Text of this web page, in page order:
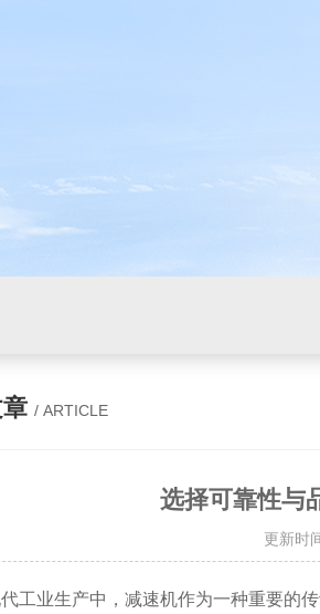
/ ARTICLE
选择可靠性与
更新时
业生产中，减速机作为一种重要的传